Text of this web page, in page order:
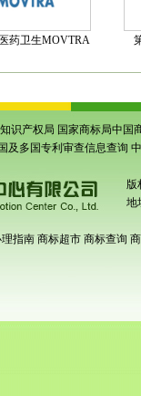
药卫生MOVTRA
识产权局 国家商标局中国
及多国专利审查信息查询
版
地
理指南 商标超市 商标查询